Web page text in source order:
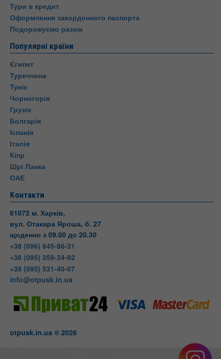
Тури в кредит
Оформлення закордонного паспорта
Подорожуємо разом
Популярні країни
Єгипет
Туреччина
Туніс
Чорногорія
Грузія
Болгарія
Іспанія
Італія
Кіпр
Шрі Ланка
ОАЕ
Контакти
61072 м. Харків,
вул. Отакара Яроша, б. 27
щоденно з 09.00 до 20.30
+38 (096) 645-86-31
+38 (095) 359-34-92
+38 (095) 531-40-07
info@otpusk.in.ua
otpusk.in.ua © 2026